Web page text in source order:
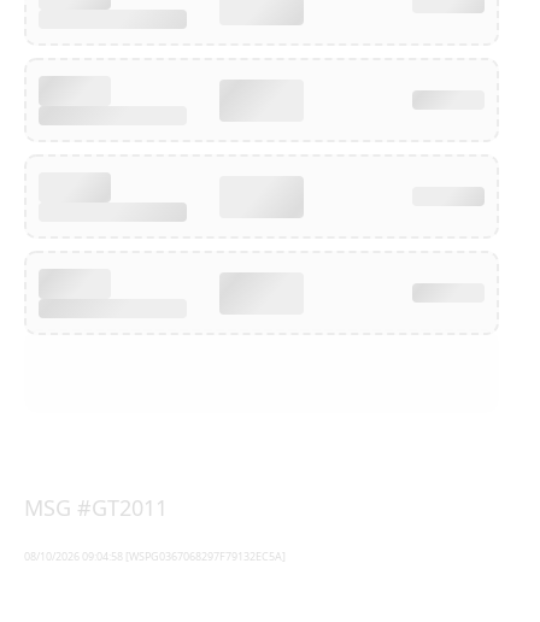
MSG #GT2011
08/10/2026 09:04:58 [WSPG0367068297F79132EC5A]